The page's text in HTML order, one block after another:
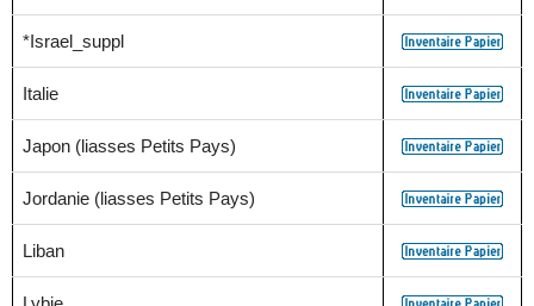
*Israel_suppl
Italie
Japon (liasses Petits Pays)
Jordanie (liasses Petits Pays)
Liban